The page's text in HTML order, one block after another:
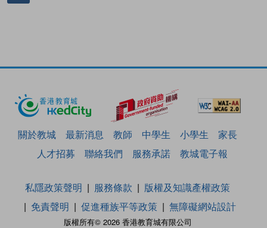
關於教城 最新消息 教師 中學生 小學生
家長
人才招募
聯絡我們 服務承諾 教城電子報
版權所有© 2026 香港教育城有限公司
私隱政策聲明 服務條款
版權及知識產權政策
免責聲明
促進種族平等政策 無障礙網站設計